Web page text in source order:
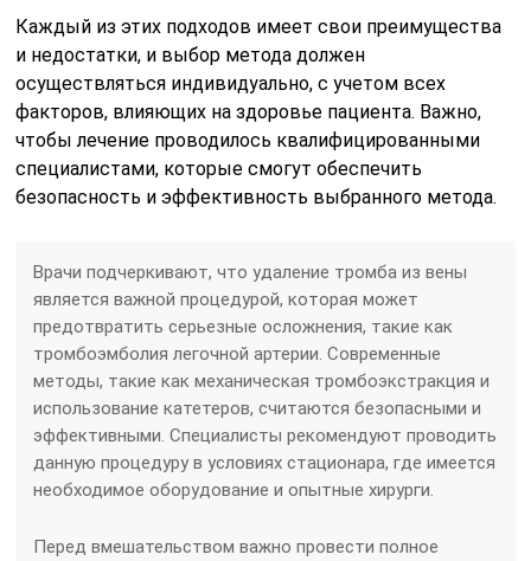
Каждый из этих подходов имеет свои преимущества
и недостатки, и выбор метода должен
осуществляться индивидуально, с учетом всех
факторов, влияющих на здоровье пациента. Важно,
чтобы лечение проводилось квалифицированными
специалистами, которые смогут обеспечить
безопасность и эффективность выбранного метода.
Врачи подчеркивают, что удаление тромба из вены
является важной процедурой, которая может
предотвратить серьезные осложнения, такие как
тромбоэмболия легочной артерии. Современные
методы, такие как механическая тромбоэкстракция и
использование катетеров, считаются безопасными и
эффективными. Специалисты рекомендуют проводить
данную процедуру в условиях стационара, где имеется
необходимое оборудование и опытные хирурги.
Перед вмешательством важно провести полное